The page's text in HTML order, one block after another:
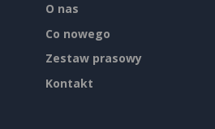
O nas
Co nowego
Zestaw prasowy
Kontakt